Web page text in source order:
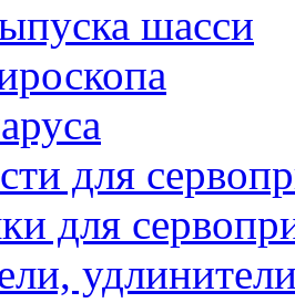
шасси
для
для